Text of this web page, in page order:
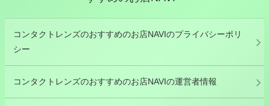
コンタクトレンズのおすすめのお店NAVIのプライバシーポリ
シー
コンタクトレンズのおすすめのお店NAVIの運営者情報